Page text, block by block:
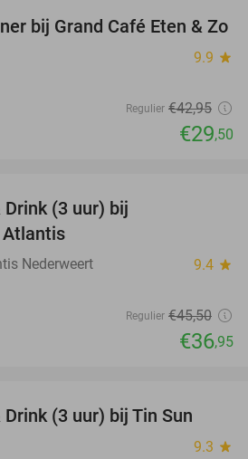
31%
bij Grand Café Eten & Zo
9.9 star
Regulier €42,95
€29,50
Drink (3 uur) bij
Nederweert 9.4 star
Regulier €45,50
€36,95
(3 uur) bij Tin Sun
9.3 star